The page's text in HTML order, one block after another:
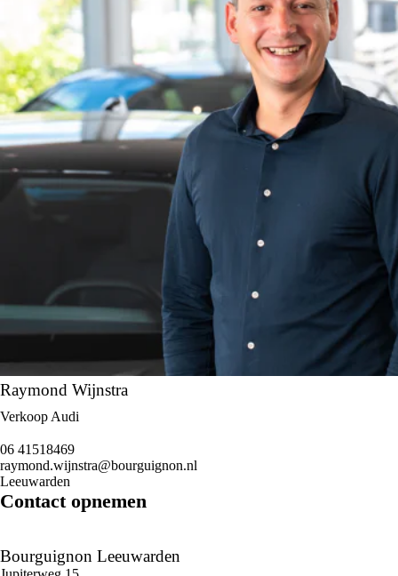
Raymond Wijnstra
Verkoop Audi
06 41518469
raymond.wijnstra@bourguignon.nl
Leeuwarden
Contact opnemen
Bourguignon Leeuwarden